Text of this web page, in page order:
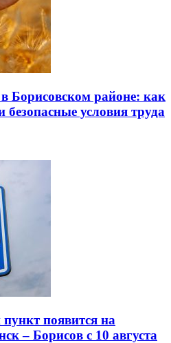
Борисовском районе: как
безопасные условия труда
появится на
– Борисов с 10 августа